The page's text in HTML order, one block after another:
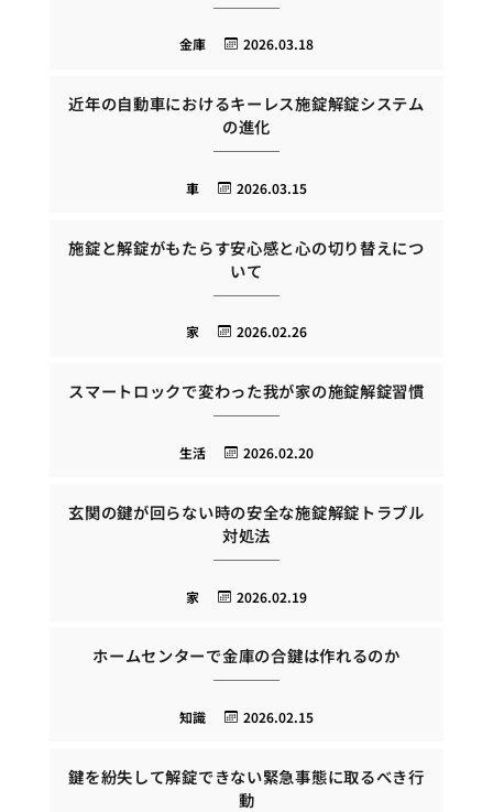
2026.03.18
金庫
近年の自動車におけるキーレス施錠解錠システム
の進化
2026.03.15
車
施錠と解錠がもたらす安心感と心の切り替えにつ
いて
2026.02.26
家
スマートロックで変わった我が家の施錠解錠習慣
2026.02.20
生活
玄関の鍵が回らない時の安全な施錠解錠トラブル
対処法
2026.02.19
家
ホームセンターで金庫の合鍵は作れるのか
2026.02.15
知識
鍵を紛失して解錠できない緊急事態に取るべき行
動